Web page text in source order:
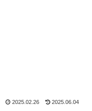
2025.02.26 2025.06.04